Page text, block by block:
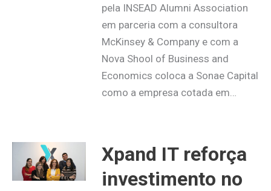
pela INSEAD Alumni Association
em parceria com a consultora
McKinsey & Company e com a
Nova Shool of Business and
Economics coloca a Sonae Capital
como a empresa cotada em…
Xpand IT reforça
investimento no